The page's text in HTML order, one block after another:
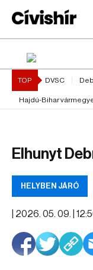
TOP DVSC
Hajdú-Bihar
Elhunyt
HELYBEN JÁRÓ
2026. 05. 09. |